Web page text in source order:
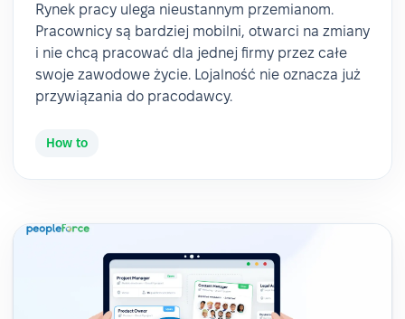
Rynek pracy ulega nieustannym przemianom.
Pracownicy są bardziej mobilni, otwarci na zmiany
i nie chcą pracować dla jednej firmy przez całe
swoje zawodowe życie. Lojalność nie oznacza już
przywiązania do pracodawcy.
How to